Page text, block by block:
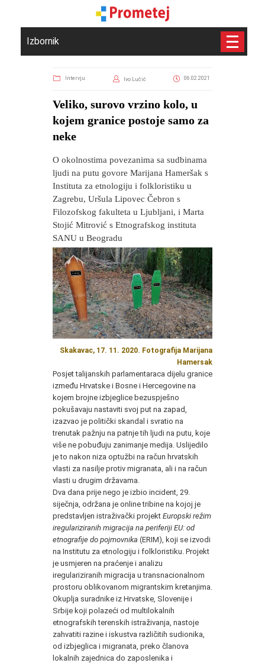
Izbornik
Intervju Ivo Lučić 06.02.2021
Veliko, surovo vrzino kolo, u
kojem granice postoje samo za
neke
O okolnostima povezanima sa sudbinama
ljudi na putu govore Marijana Hameršak s
Instituta za etnologiju i folkloristiku u
Zagrebu, Uršula Lipovec Čebron s
Filozofskog fakulteta u Ljubljani, i Marta
Stojić Mitrović s Etnografskog instituta
SANU u Beogradu
Skakavac, 17. 11. 2020. Fotografija Marijana
Hamersak
Posjet talijanskih parlamentaraca dijelu granice
između Hrvatske i Bosne i Hercegovine na
kojem brojne izbjeglice bezuspješno
pokušavaju nastaviti svoj put na zapad,
izazvao je politički skandal i svratio na
trenutak pažnju na patnje tih ljudi na putu, koje
više ne pobuđuju zanimanje medija. Uslijedilo
je to nakon niza optužbi na račun hrvatskih
vlasti za nasilje protiv migranata, ali i na račun
vlasti u drugim državama.
Dva dana prije nego je izbio incident, 29.
siječnja, održana je online tribine na kojoj je
predstavljen istraživački projekt Europski režim
iregulariziranih migracija na periferiji EU: od
etnografije do pojmovnika (ERIM), koji se izvodi
na Institutu za etnologiju i folkloristiku. Projekt
je usmjeren na praćenje i analizu
iregulariziranih migracija u transnacionalnom
prostoru oblikovanom migrantskim kretanjima.
Okuplja suradnike iz Hrvatske, Slovenije i
Srbije koji polazeći od multilokalnih
etnografskih terenskih istraživanja, nastoje
zahvatiti razine i iskustva različitih sudionika,
od izbjeglica i migranata, preko članova
lokalnih zajednica do zaposlenika i